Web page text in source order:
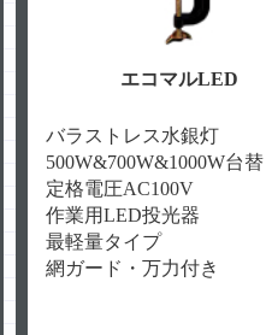
エコマルLED
バラストレス水銀灯
500W&700W&1000W台替
定格電圧AC100V
作業用LED投光器
最軽量タイプ
網ガード・万力付き